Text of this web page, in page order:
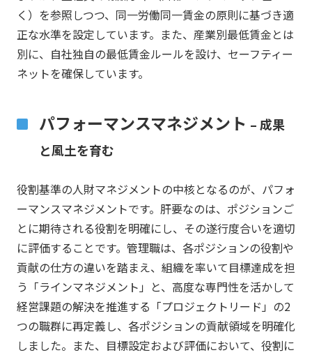
く）を参照しつつ、同一労働同一賃金の原則に基づき適
正な水準を設定しています。また、産業別最低賃金とは
別に、自社独自の最低賃金ルールを設け、セーフティー
ネットを確保しています。
パフォーマンスマネジメント – 成果
と風土を育む
役割基準の人財マネジメントの中核となるのが、パフォ
ーマンスマネジメントです。肝要なのは、ポジションご
とに期待される役割を明確にし、その遂行度合いを適切
に評価することです。管理職は、各ポジションの役割や
貢献の仕方の違いを踏まえ、組織を率いて目標達成を担
う「ラインマネジメント」と、高度な専門性を活かして
経営課題の解決を推進する「プロジェクトリード」の2
つの職群に再定義し、各ポジションの貢献領域を明確化
しました。また、目標設定および評価において、役割に